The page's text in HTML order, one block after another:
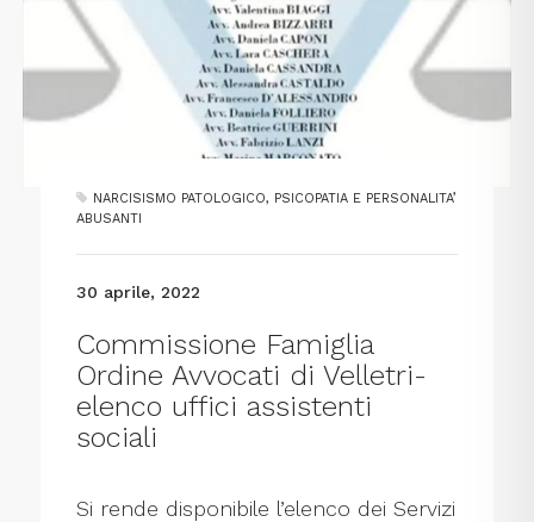
NARCISISMO PATOLOGICO, PSICOPATIA E PERSONALITA’
ABUSANTI
30 aprile, 2022
Commissione Famiglia
Ordine Avvocati di Velletri-
elenco uffici assistenti
sociali
Si rende disponibile l’elenco dei Servizi